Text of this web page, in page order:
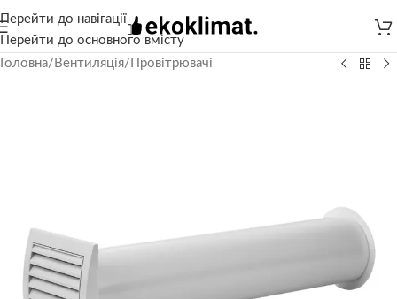
Перейти до навігації
Перейти до основного вмісту
Головна/ Вентиляція/ Провітрювачі